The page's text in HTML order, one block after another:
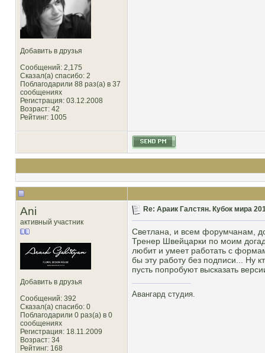
Добавить в друзья
Сообщений: 2,175
Сказал(а) спасибо: 2
Поблагодарили 88 раз(а) в 37
сообщениях
Регистрация: 03.12.2008
Возраст: 42
Рейтинг: 1005
Ani
активный участник
Добавить в друзья
Сообщений: 392
Сказал(а) спасибо: 0
Поблагодарили 0 раз(а) в 0
сообщениях
Регистрация: 18.11.2009
Возраст: 34
Рейтинг: 168
Re: Араик Галстян. Кубок мира
Светлана, и всем форумчанам,
Тренер Швейцарки по моим
любит и умеет работать с
бы эту работу без подписи... Ну
пусть попробуют высказать
Авангард студия.